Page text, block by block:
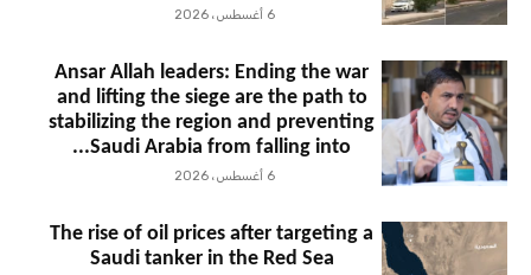
6 أغسطس، 2026
Ansar Allah leaders: Ending the war
and lifting the siege are the path to
stabilizing the region and preventing
Saudi Arabia from falling into...
6 أغسطس، 2026
The rise of oil prices after targeting a
Saudi tanker in the Red Sea